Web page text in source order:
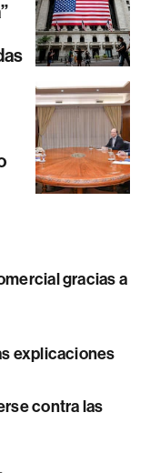
gracias a
explicaciones
contra las